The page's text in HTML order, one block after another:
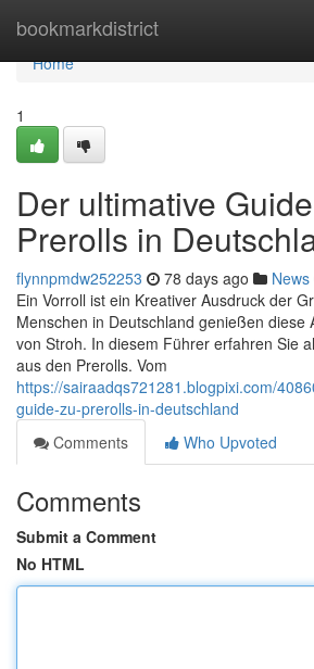
bookmarkdistrict
Home
Home
1
Der ultimative
Prerolls in
flynnpmdw252253 78 days ago News
Ein Vorroll ist ein Kreativer Ausdruck der
Menschen in Deutschland genießen diese
von Stroh. In diesem Führer erfahren Sie
aus den Prerolls. Vom
https://sairaadqs721281.blogpixi.com/
guide-zu-prerolls-in-deutschland
Comments
Who Upvoted
Comments
Submit a Comment
No HTML